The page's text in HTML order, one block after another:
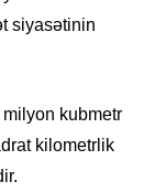
siyasətinin
kubmetr
kilometrlik